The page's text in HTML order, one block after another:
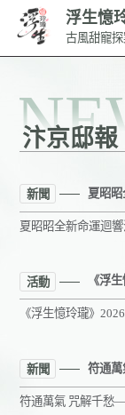
浮生憶
古風甜寵
汴京邸報
新聞 夏昭昭
夏昭昭全新命運迴
活動 《浮
《浮生憶玲瓏》
新聞 符通
符通萬氣 咒解千愁